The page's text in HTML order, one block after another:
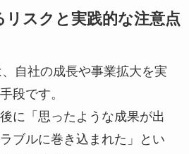
リスクと実践的な注意点
自社の成長や事業拡大を実
段です。
に「思ったような成果が出
ブルに巻き込まれた」とい